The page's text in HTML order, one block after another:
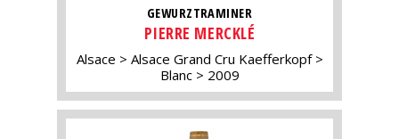
GEWURZTRAMINER
PIERRE MERCKLÉ
Alsace
Alsace Grand Cru Kaefferkopf
Blanc
2009